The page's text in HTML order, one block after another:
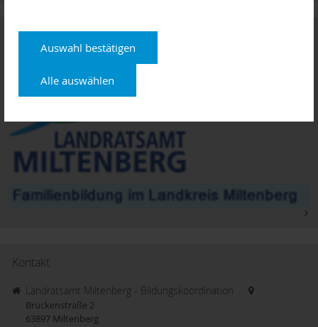
Auswahl bestätigen
Alle auswählen
Familienbildung im Landkreis Miltenberg
Kontakt
Landratsamt Miltenberg - Bildungskoordination
Brückenstraße 2
63897 Miltenberg